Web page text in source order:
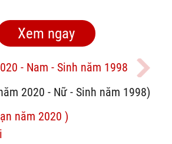
- Nam - Sinh năm 1998
2020 - Nữ - Sinh năm 1998)
năm 2020 )